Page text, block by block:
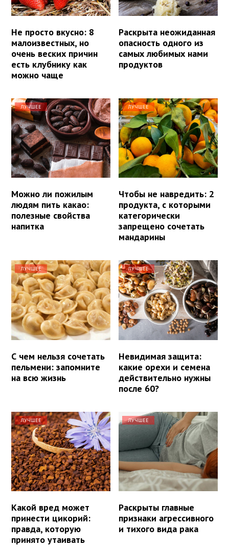
Не просто вкусно: 8
малоизвестных, но
очень веских причин
есть клубнику как
можно чаще
Раскрыта неожиданная
опасность одного из
самых любимых нами
продуктов
ЛУЧШЕЕ
Можно ли пожилым
людям пить какао:
полезные свойства
напитка
ЛУЧШЕЕ
Чтобы не навредить: 2
продукта, с которыми
категорически
запрещено сочетать
мандарины
ЛУЧШЕЕ
С чем нельзя сочетать
пельмени: запомните
на всю жизнь
ЛУЧШЕЕ
Невидимая защита:
какие орехи и семена
действительно нужны
после 60?
ЛУЧШЕЕ
Какой вред может
принести цикорий:
правда, которую
принято утаивать
ЛУЧШЕЕ
Раскрыты главные
признаки агрессивного
и тихого вида рака